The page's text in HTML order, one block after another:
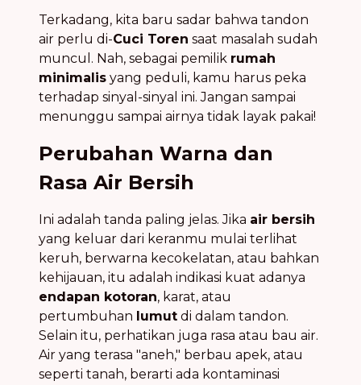
Terkadang, kita baru sadar bahwa tandon
air perlu di-Cuci Toren saat masalah sudah
muncul. Nah, sebagai pemilik rumah
minimalis yang peduli, kamu harus peka
terhadap sinyal-sinyal ini. Jangan sampai
menunggu sampai airnya tidak layak pakai!
Perubahan Warna dan
Rasa Air Bersih
Ini adalah tanda paling jelas. Jika air bersih
yang keluar dari keranmu mulai terlihat
keruh, berwarna kecokelatan, atau bahkan
kehijauan, itu adalah indikasi kuat adanya
endapan kotoran, karat, atau
pertumbuhan lumut di dalam tandon.
Selain itu, perhatikan juga rasa atau bau air.
Air yang terasa "aneh," berbau apek, atau
seperti tanah, berarti ada kontaminasi